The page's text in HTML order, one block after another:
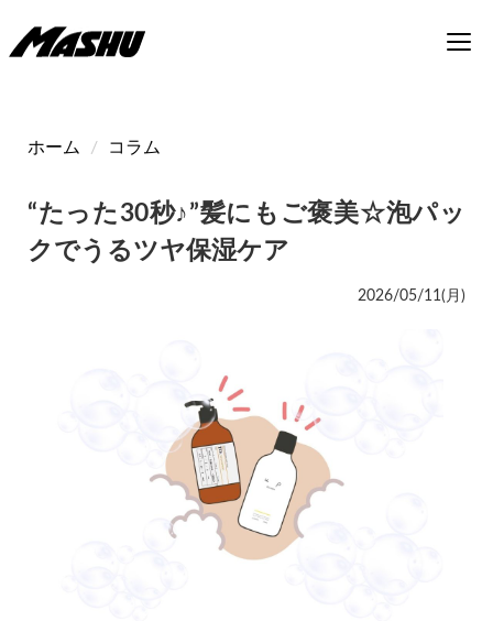
イ
ホーム コラム
“たった30秒♪”髪にもご褒美☆泡パッ
クでうるツヤ保湿ケア
2026/05/11(月)